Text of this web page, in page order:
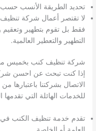
تحديد الطريقة الأنسب حسب
لا تقتصر أعمال شركة
فقط بل تقوم بتطهير وتعقيم
التطهير والتعطير العالمية.
شركة تنظيف كنب بخميس
إذا كنت تبحث عن احسن
الاتصال بشركتنا باعتبارها
للخدمات الهائلة التي
تقدم خدمة تنظيف الكنب في